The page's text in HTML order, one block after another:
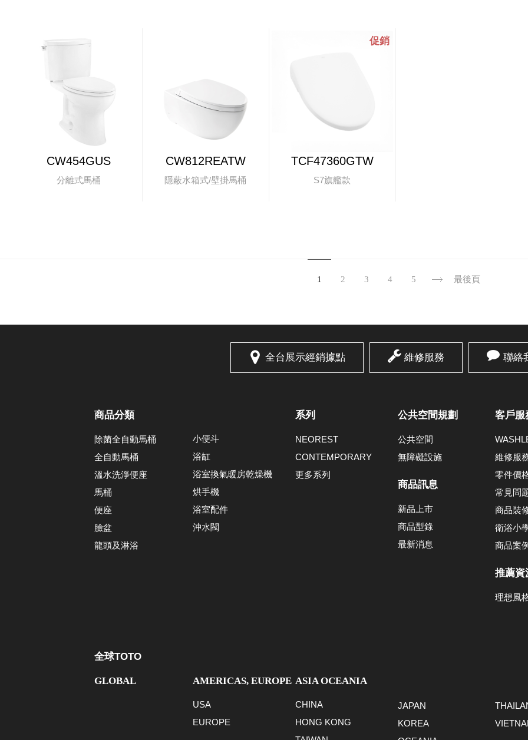
CW454GUS
分離式馬桶
CW812REATW
隱蔽水箱式/壁掛馬桶
TCF47360GTW
S7旗艦款
1 2 3 4 5 最後頁
全台展示經銷據點 維修服務 聯絡
商品分類
除菌全自動馬桶
全自動馬桶
溫水洗淨便座
馬桶
便座
臉盆
龍頭及淋浴
小便斗
浴缸
浴室換氣暖房乾燥機
烘手機
浴室配件
沖水閥
系列
NEOREST
CONTEMPORARY
更多系列
公共空間規劃
公共空間
無障礙設施
商品訊息
新品上市
商品型錄
最新消息
客戶服
維修服
零件價
常見問
商品裝
衛浴小
商品案
推薦資
理想風
全球TOTO
GLOBAL AMERICAS, EUROPE
USA
EUROPE
ASIA OCEANIA
CHINA
HONG KONG
JAPAN
KOREA